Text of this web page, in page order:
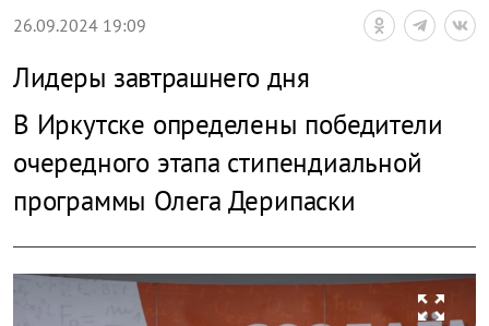
26.09.2024 19:09
Лидеры завтрашнего дня
В Иркутске определены победители
очередного этапа стипендиальной
программы Олега Дерипаски
zoom_out_map